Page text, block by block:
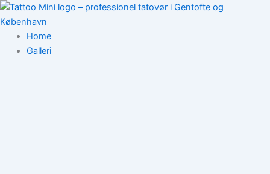
Gå
til
indholdetHome
Galleri